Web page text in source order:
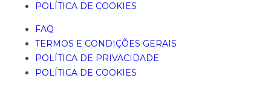
POLÍTICA DE COOKIES
FAQ
TERMOS E CONDIÇÕES GERAIS
POLÍTICA DE PRIVACIDADE
POLÍTICA DE COOKIES